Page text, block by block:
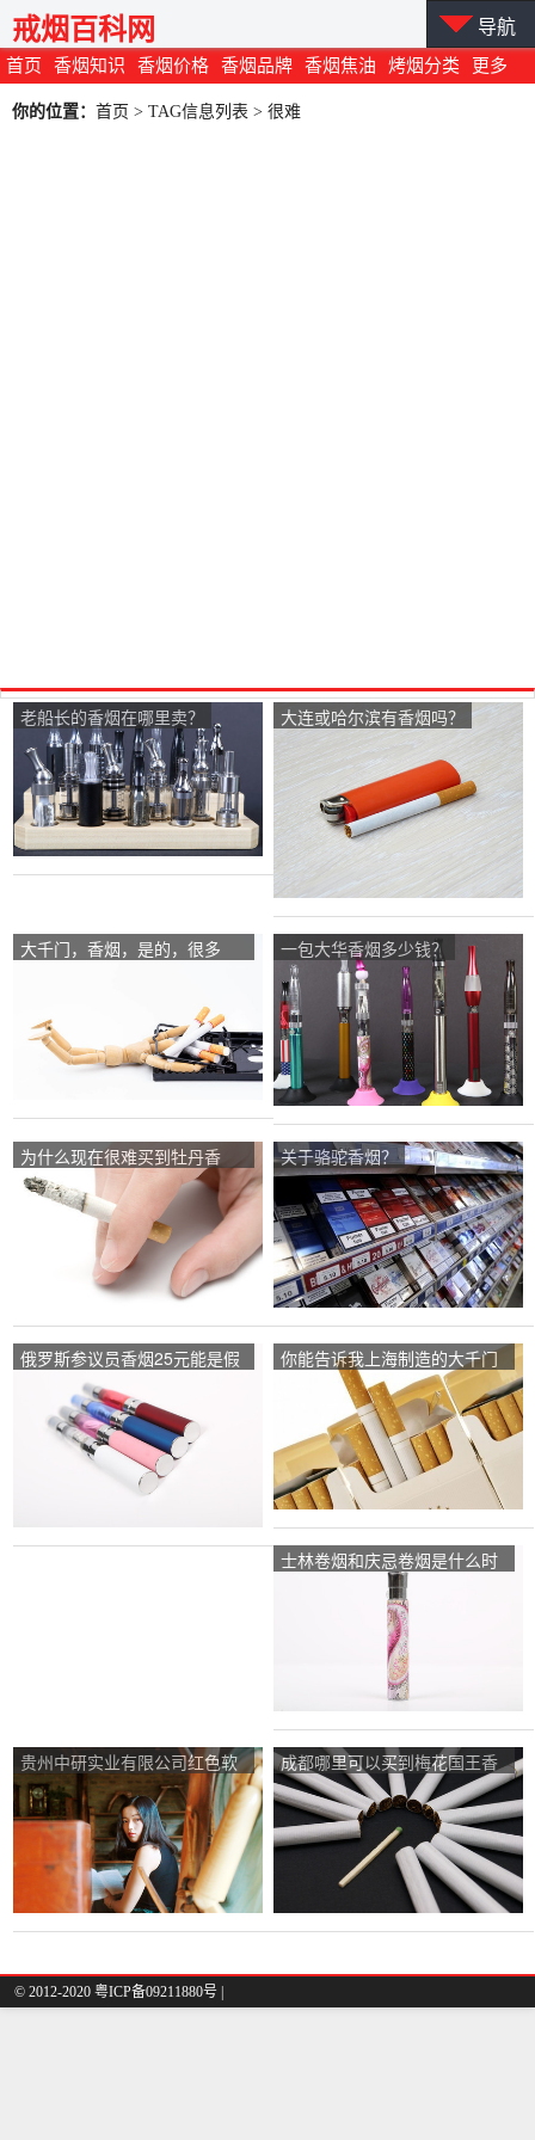
首页 香烟知识 香烟价格 香烟品牌 香烟焦油 烤烟分类 更多
戒烟百科网 导航
你的位置： 首页 > TAG信息列表 > 很难
老船长的香烟在哪里卖？ 大连或哈尔滨有香烟吗？
大千门，香烟，是的，很多
一包大华香烟多少钱？
为什么现在很难买到牡丹香
烟？
关于骆驼香烟？
俄罗斯参议员香烟25元能是假
你能告诉我上海制造的大千门
香烟的软壳和硬壳多少钱吗？
士林卷烟和庆忌卷烟是什么时
候停产的？为什么？
贵州中研实业有限公司红色软
壳遵义卷烟价格。
成都哪里可以买到梅花国王香
烟？
© 2012-2020 粤ICP备09211880号 |